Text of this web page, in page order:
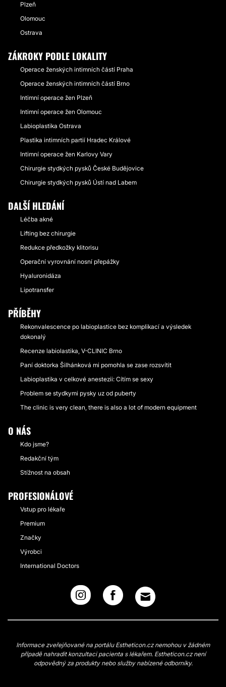
Plzeň
Olomouc
Ostrava
ZÁKROKY PODLE LOKALITY
Operace ženských intimních částí Praha
Operace ženských intimních částí Brno
Intimní operace žen Plzeň
Intimní operace žen Olomouc
Labioplastika Ostrava
Plastika intimních partií Hradec Králové
Intimní operace žen Karlovy Vary
Chirurgie stydkých pysků České Budějovice
Chirurgie stydkých pysků Ústí nad Labem
DALŠÍ HLEDÁNÍ
Léčba akné
Lifting bez chirurgie
Redukce předkožky klitorisu
Operační vyrovnání nosní přepážky
Hyaluronidáza
Lipotransfer
PŘÍBĚHY
Rekonvalescence po labioplastice bez komplikací a výsledek
dokonalý
Recenze labiolastika, V-CLINIC Brno
Paní doktorka Šilhánková mi pomohla se zase rozsvítit
Labioplastika v celkové anestezii: Cítím se sexy
Problem se stydkymi pysky uz od puberty
The clinic is very clean, there is also a lot of modern equipment
O NÁS
Kdo jsme?
Redakční tým
Stížnost na obsah
PROFESIONÁLOVÉ
Vstup pro lékaře
Premium
Značky
Výrobci
International Doctors
Informace zveřejňované na portálu Estheticon.cz nemohou v žádném
případě nahradit konzultaci pacienta s lékařem. Estheticon.cz není
odpovědný za produkty nebo služby nabízené odborníky.